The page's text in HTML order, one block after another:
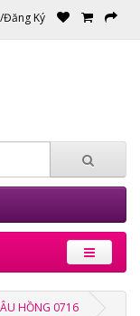
Ký
HỒNG 0716